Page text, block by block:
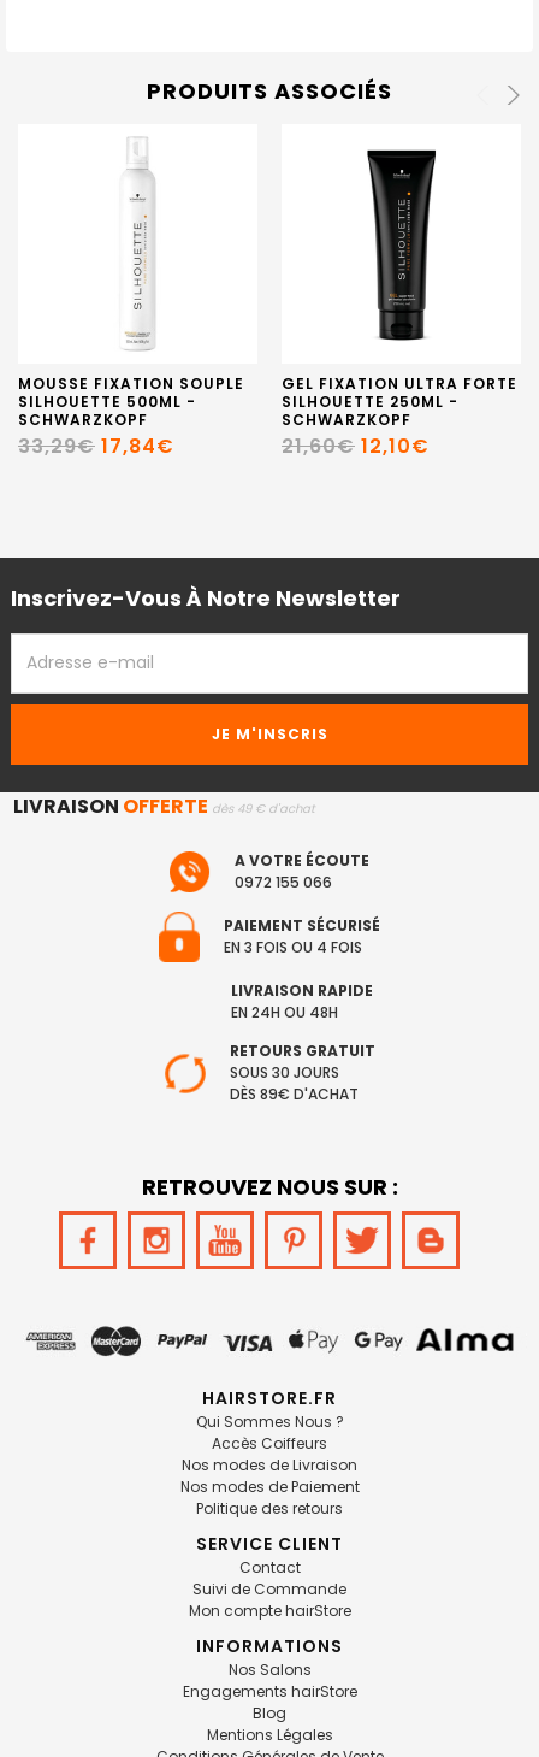
PRODUITS ASSOCIÉS
MOUSSE FIXATION SOUPLE
SILHOUETTE 500ML -
SCHWARZKOPF
33,29€ 17,84€
GEL FIXATION ULTRA FORTE
SILHOUETTE 250ML -
SCHWARZKOPF
21,60€ 12,10€
Inscrivez-Vous À Notre Newsletter
EMAIL
LIVRAISON OFFERTE dès 49 € d'achat
A VOTRE ÉCOUTE
0972 155 066
PAIEMENT SÉCURISÉ
EN 3 FOIS OU 4 FOIS
LIVRAISON RAPIDE
EN 24H OU 48H
RETOURS GRATUIT
SOUS 30 JOURS
DÈS 89€ D'ACHAT
RETROUVEZ NOUS SUR :
HAIRSTORE.FR
Qui Sommes Nous ?
Accès Coiffeurs
Nos modes de Livraison
Nos modes de Paiement
Politique des retours
SERVICE CLIENT
Contact
Suivi de Commande
Mon compte hairStore
INFORMATIONS
Nos Salons
Engagements hairStore
Blog
Mentions Légales